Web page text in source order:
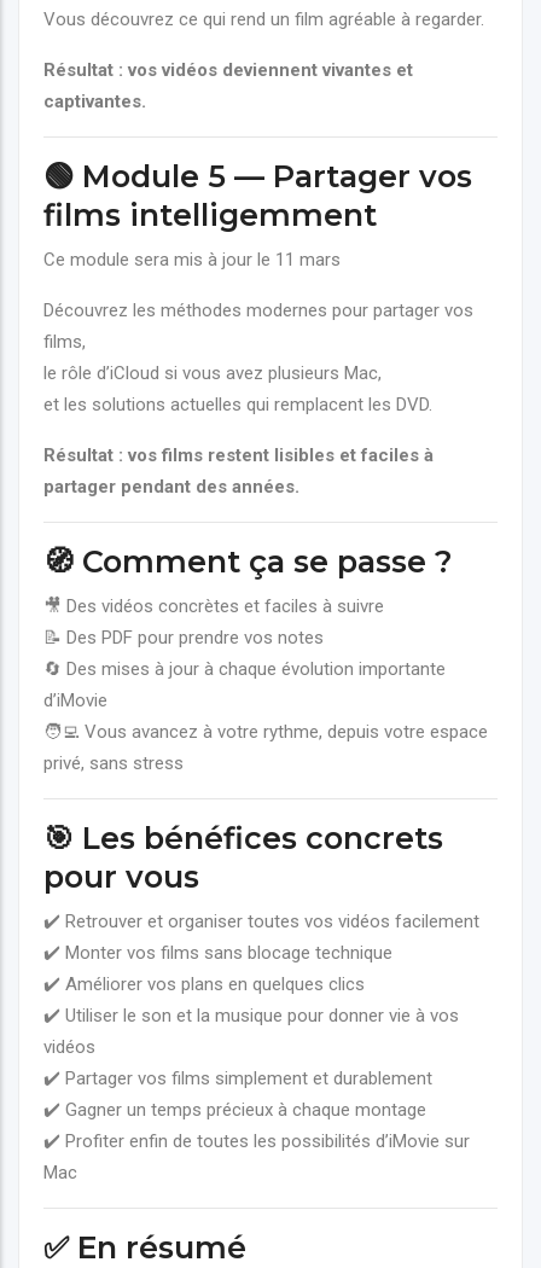
Vous découvrez ce qui rend un film agréable à regarder.
Résultat : vos vidéos deviennent vivantes et
captivantes.
🟢 Module 5 — Partager vos
films intelligemment
Ce module sera mis à jour le 11 mars
Découvrez les méthodes modernes pour partager vos
films,
le rôle d’iCloud si vous avez plusieurs Mac,
et les solutions actuelles qui remplacent les DVD.
Résultat : vos films restent lisibles et faciles à
partager pendant des années.
🧭 Comment ça se passe ?
🎥 Des vidéos concrètes et faciles à suivre
📝 Des PDF pour prendre vos notes
🔄 Des mises à jour à chaque évolution importante
d’iMovie
🧑‍💻 Vous avancez à votre rythme, depuis votre espace
privé, sans stress
🎯 Les bénéfices concrets
pour vous
✔️ Retrouver et organiser toutes vos vidéos facilement
✔️ Monter vos films sans blocage technique
✔️ Améliorer vos plans en quelques clics
✔️ Utiliser le son et la musique pour donner vie à vos
vidéos
✔️ Partager vos films simplement et durablement
✔️ Gagner un temps précieux à chaque montage
✔️ Profiter enfin de toutes les possibilités d’iMovie sur
Mac
✅ En résumé